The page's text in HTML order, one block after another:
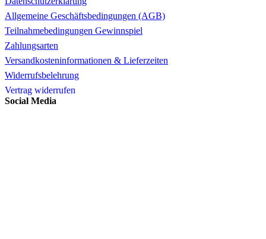
Allgemeine Geschäftsbedingungen (AGB)
Teilnahmebedingungen Gewinnspiel
Zahlungsarten
Versandkosteninformationen & Lieferzeiten
Widerrufsbelehrung
Vertrag widerrufen
Social Media